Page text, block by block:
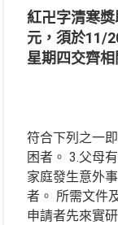
紅卍字清寒
元，須於11/
星期四交齊
符合下列之一
困者。 3.父母
家庭發生意外
者。 所需文件
申請者先來實